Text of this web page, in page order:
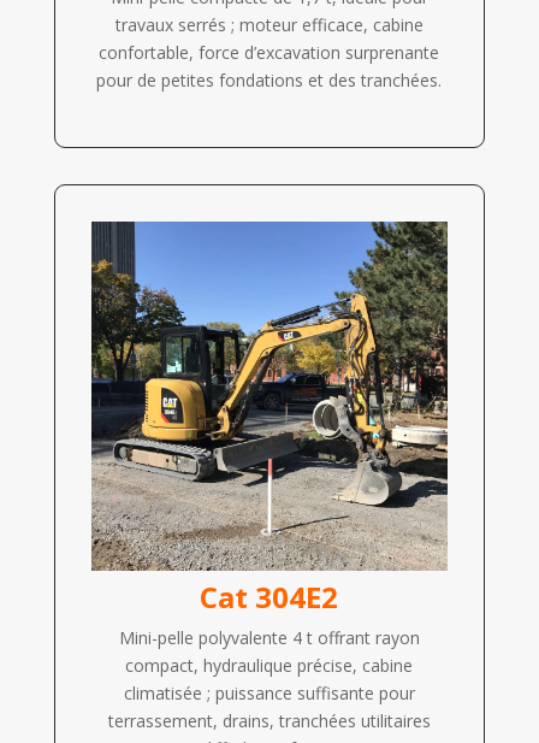
travaux serrés ; moteur efficace, cabine
confortable, force d’excavation surprenante
pour de petites fondations et des tranchées.
Cat 304E2
Mini-pelle polyvalente 4 t offrant rayon
compact, hydraulique précise, cabine
climatisée ; puissance suffisante pour
terrassement, drains, tranchées utilitaires